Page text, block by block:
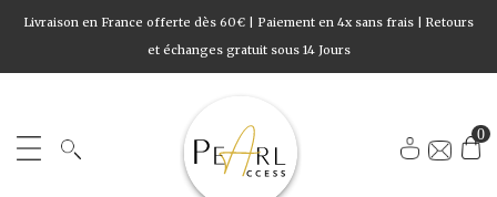
Livraison en France offerte dès 60€ | Paiement en 4x sans frais | Retours
et échanges gratuit sous 14 Jours
0